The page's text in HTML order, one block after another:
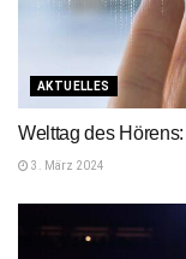
AKTUELLES
Welttag des
3. März 2024